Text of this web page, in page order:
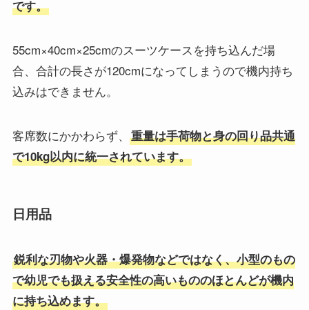
です。
55cm×40cm×25cmのスーツケースを持ち込んだ場
合、合計の長さが120cmになってしまうので機内持ち
込みはできません。
客席数にかかわらず、
重量は手荷物と身の回り品共通
で10kg以内に統一されています。
日用品
鋭利な刃物や火器・爆発物などではなく、小型のもの
で幼児でも扱える安全性の高いもののほとんどが機内
に持ち込めます。